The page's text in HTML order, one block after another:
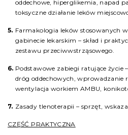
oddechowe, hiperglikemia, napad
toksyczne działanie leków
Farmakologia leków stosowanych
gabinecie lekarskim – skład i
zestawu przeciwwstrząsowego.
Podstawowe zabiegi ratujące życie
dróg oddechowych, wprowadzanie
wentylacja workiem AMBU,
Zasady tlenoterapii – sprzęt,
CZĘŚĆ PRAKTYCZNA